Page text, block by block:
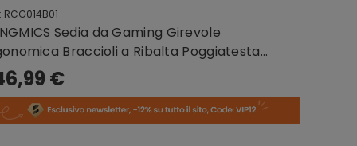
Scatole e
Contenitori
Grucce
RCG014B01
Sedia da Gaming Girevole
Braccioli a Ribalta Poggiatesta
Nero e Blu
€